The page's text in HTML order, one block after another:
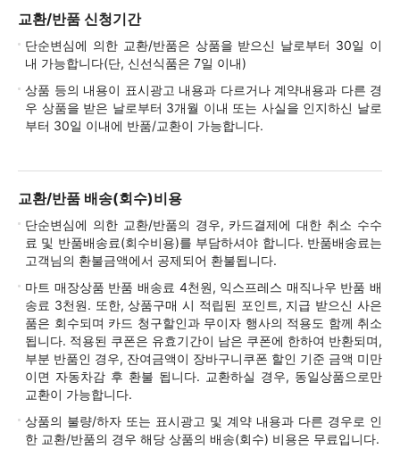
교환/반품 신청기간
단순변심에 의한 교환/반품은 상품을 받으신 날로부터 30일 이
내 가능합니다(단, 신선식품은 7일 이내)
상품 등의 내용이 표시광고 내용과 다르거나 계약내용과 다른 경
우 상품을 받은 날로부터 3개월 이내 또는 사실을 인지하신 날로
부터 30일 이내에 반품/교환이 가능합니다.
교환/반품 배송(회수)비용
단순변심에 의한 교환/반품의 경우, 카드결제에 대한 취소 수수
료 및 반품배송료(회수비용)를 부담하셔야 합니다. 반품배송료는
고객님의 환불금액에서 공제되어 환불됩니다.
마트 매장상품 반품 배송료 4천원, 익스프레스 매직나우 반품 배
송료 3천원. 또한, 상품구매 시 적립된 포인트, 지급 받으신 사은
품은 회수되며 카드 청구할인과 무이자 행사의 적용도 함께 취소
됩니다. 적용된 쿠폰은 유효기간이 남은 쿠폰에 한하여 반환되며,
부분 반품인 경우, 잔여금액이 장바구니쿠폰 할인 기준 금액 미만
이면 자동차감 후 환불 됩니다. 교환하실 경우, 동일상품으로만
교환이 가능합니다.
상품의 불량/하자 또는 표시광고 및 계약 내용과 다른 경우로 인
한 교환/반품의 경우 해당 상품의 배송(회수) 비용은 무료입니다.